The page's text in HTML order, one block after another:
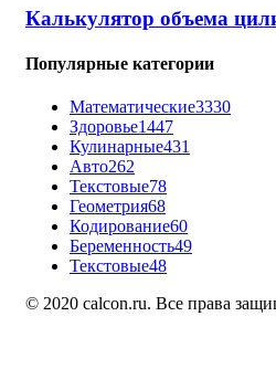
Калькулятор объема
Популярные категории
Математические3330
Здоровье1447
Кулинарные431
Авто262
Текстовые78
Геометрия68
Кодирование60
Беременность49
Текстовые48
© 2020 calcon.ru. Все права